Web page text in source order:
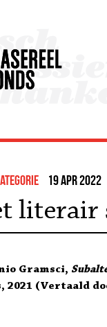
19 apr 2022
literair
Gramsci,
2021 (Vertaald